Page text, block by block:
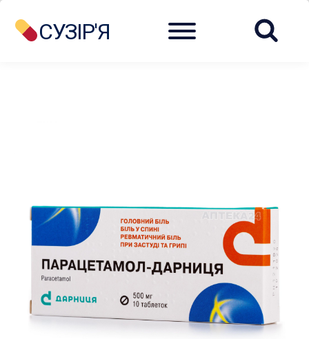
СУЗІР'Я Menu